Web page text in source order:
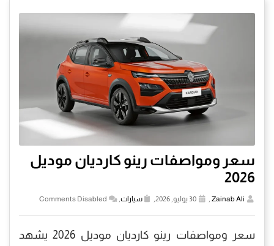
سعر ومواصفات رينو كارديان موديل
2026
Zainab Ali
, سيارات,
Comments Disabled
سعر ومواصفات رينو كارديان موديل 2026 يشهد